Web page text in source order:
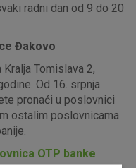
radni dan od 9 do 20
Đakovo
Tomislava 2,
Od 16. srpnja
pronaći u poslovnici
ostalim poslovnicama
OTP banke